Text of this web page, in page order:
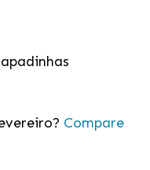
Compare